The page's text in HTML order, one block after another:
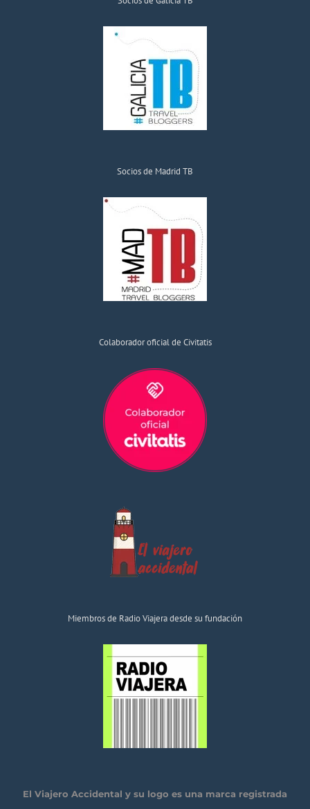
Socios de Madrid TB
Colaborador oficial de Civitatis
Miembros de Radio Viajera desde su fundación
El Viajero Accidental y su logo es una marca registrada